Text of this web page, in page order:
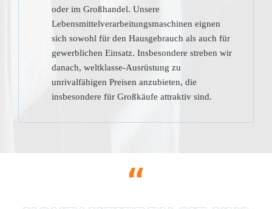
oder im Großhandel. Unsere
Lebensmittelverarbeitungsmaschinen eignen
sich sowohl für den Hausgebrauch als auch für
gewerblichen Einsatz. Insbesondere streben wir
danach, weltklasse-Ausrüstung zu
unrivalfähigen Preisen anzubieten, die
insbesondere für Großkäufe attraktiv sind.
“